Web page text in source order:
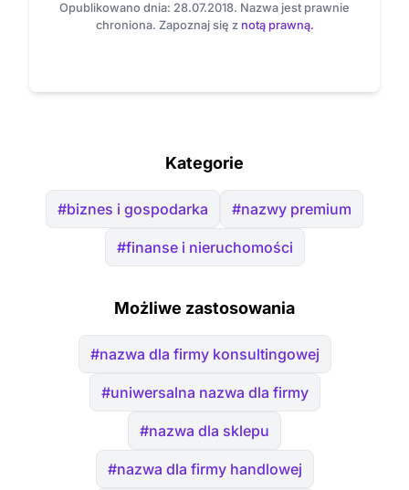
Opublikowano dnia: 28.07.2018. Nazwa jest prawnie
chroniona. Zapoznaj się z notą prawną.
Kategorie
#biznes i gospodarka #nazwy premium
#finanse i nieruchomości
Możliwe zastosowania
#nazwa dla firmy konsultingowej
#uniwersalna nazwa dla firmy
#nazwa dla sklepu
#nazwa dla firmy handlowej